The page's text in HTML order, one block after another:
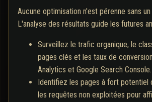
Aucune optimisation n'est pérenne sans
L'analyse des résultats guide les futures
Surveillez le trafic organique, le
pages clés et les taux de
Analytics et Google Search Console.
Identifiez les pages à fort potentiel
les requêtes non exploitées pour